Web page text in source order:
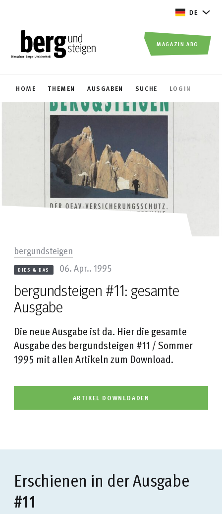
DE
HOME THEMEN AUSGABEN SUCHE LOGIN
MAGAZIN ABO
bergundsteigen #11: gesamte
Ausgabe
DIES & DAS 06. Apr.. 1995
bergundsteigen
Die neue Ausgabe ist da. Hier die gesamte
Ausgabe des bergundsteigen #11 / Sommer
1995 mit allen Artikeln zum Download.
ARTIKEL DOWNLOADEN
Erschienen in der Ausgabe
#11